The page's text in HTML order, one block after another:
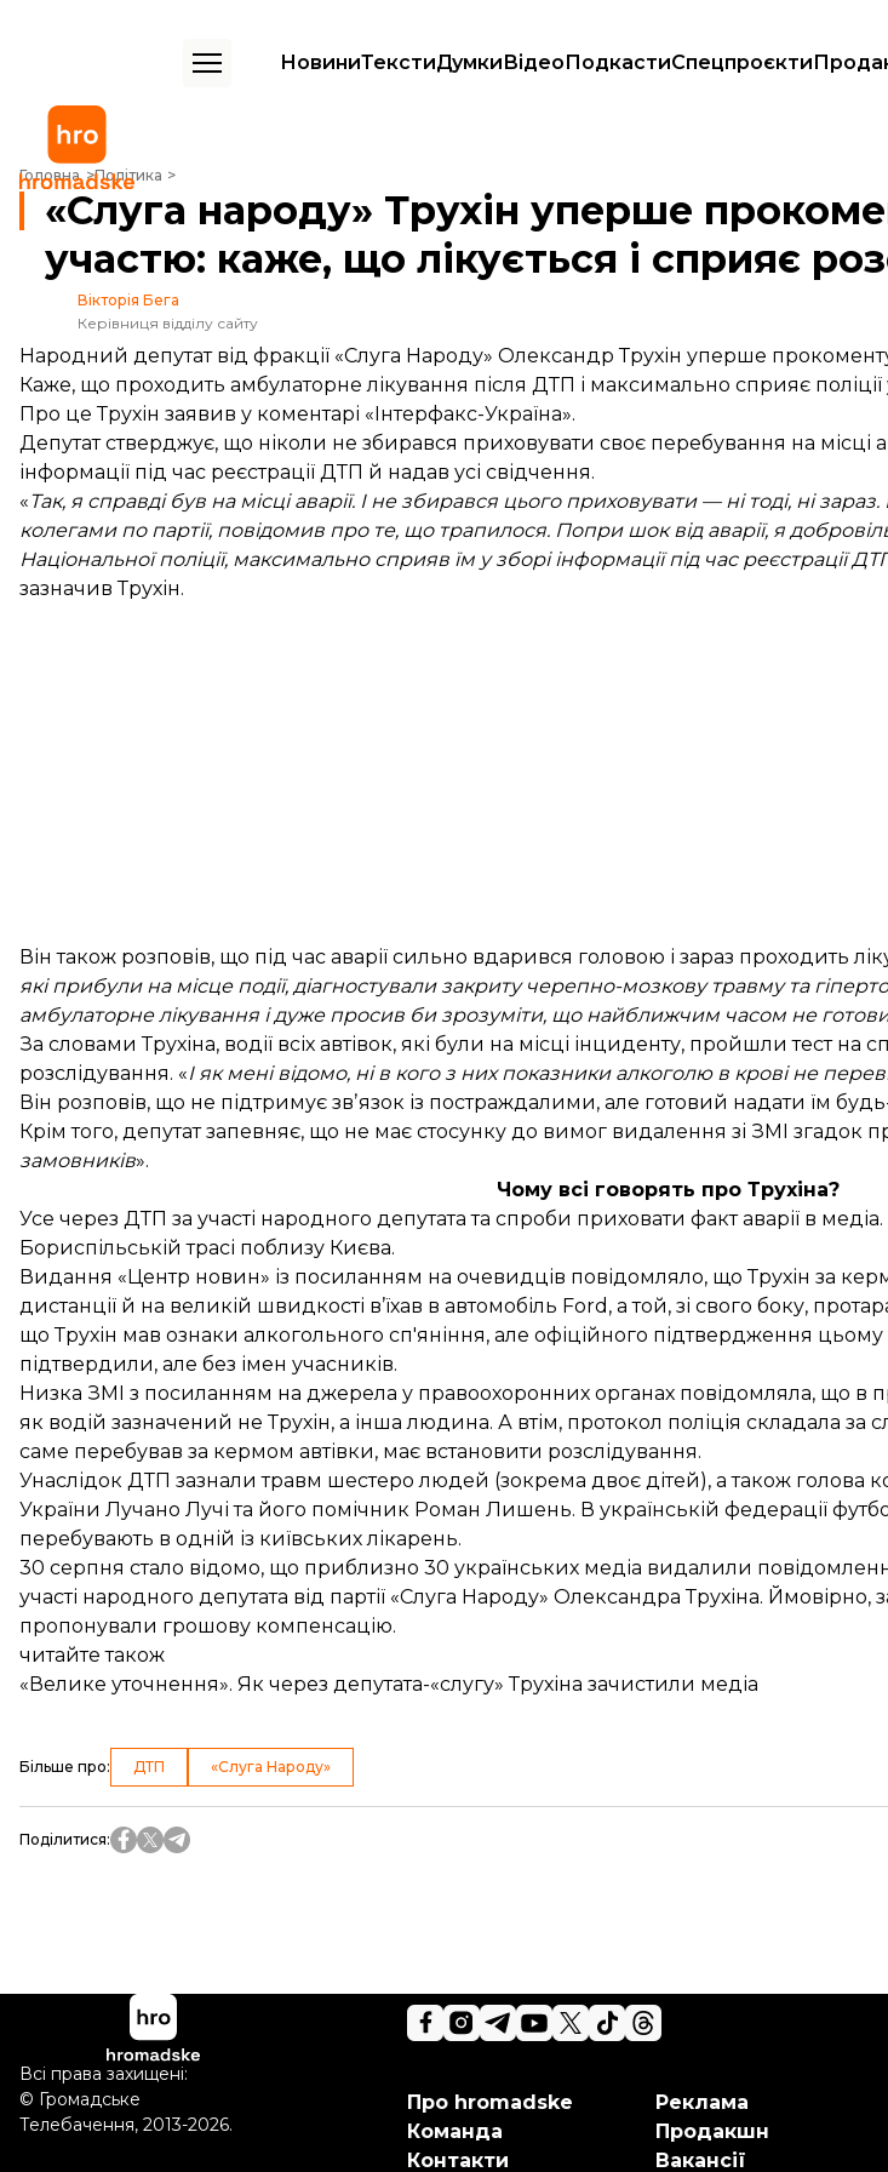
НовиниТекстиДумкиВідеоПодкастиСпецпроєкти
Головна Політика
«Слуга народу» Трухін уперше прокоментував ДТП зі своєю участю: каже, що лікується і сприяє розслідуванню
«Слуга народу» Трухін уперше
участю: каже, що лікується і сприяє
Вікторія Бега
Керівниця відділу сайту
Народний депутат від фракції «Слуга Народу» Олександр Трухін уперше
Каже, що проходить амбулаторне лікування після ДТП і максимально сприяє поліції
Про це Трухін заявив у коментарі «Інтерфакс-Україна».
Депутат стверджує, що ніколи не збирався приховувати своє перебування на місці
інформації під час реєстрації ДТП й надав усі свідчення.
«Так, я справді був на місці аварії. І не збирався цього приховувати — ні тоді, ні
колегами по партії, повідомив про те, що трапилося. Попри шок від аварії, я
Національної поліції, максимально сприяв їм у зборі інформації під час реєстрації
зазначив Трухін.
Він також розповів, що під час аварії сильно вдарився головою і зараз проходить
які прибули на місце події, діагностували закриту черепно-мозкову травму та
амбулаторне лікування і дуже просив би зрозуміти, що найближчим часом не
За словами Трухіна, водії всіх автівок, які були на місці інциденту, пройшли тест на
розслідування. «І як мені відомо, ні в кого з них показники алкоголю в крові не
Він розповів, що не підтримує звʼязок із постраждалими, але готовий надати їм
Крім того, депутат запевняє, що не має стосунку до вимог видалення зі ЗМІ згадок
замовників».
Чому всі говорять про Трухіна?
Усе через ДТП за участі народного депутата та спроби приховати факт аварії в
Бориспільській трасі поблизу Києва.
Видання «Центр новин» із посиланням на очевидців повідомляло, що Трухін за
дистанції й на великій швидкості в’їхав в автомобіль Ford, а той, зі свого боку,
що Трухін мав ознаки алкогольного сп'яніння, але офіційного підтвердження
підтвердили, але без імен учасників.
Низка ЗМІ з посиланням на джерела у правоохоронних органах повідомляла, що в
як водій зазначений не Трухін, а інша людина. А втім, протокол поліція складала за
саме перебував за кермом автівки, має встановити розслідування.
Унаслідок ДТП зазнали травм шестеро людей (зокрема двоє дітей), а також голова
України Лучано Лучі та його помічник Роман Лишень. В українській федерації
перебувають в одній із київських лікарень.
30 серпня стало відомо, що приблизно 30 українських медіа видалили
участі народного депутата від партії «Слуга Народу» Олександра Трухіна.
пропонували грошову компенсацію.
читайте також
«Велике уточнення». Як через депутата-«слугу» Трухіна зачистили медіа
Більше про: ДТП «Слуга Народу»
Поділитися:
Про hromadske
Команда
Контакти
Реклама
Продакшн
Вакансії
Всі права захищені:
© Громадське
Телебачення, 2013-2026.